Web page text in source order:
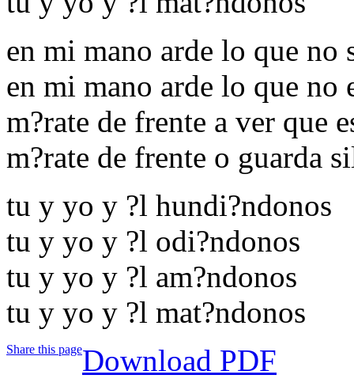
en mi mano arde lo que no
en mi mano arde lo que no
m?rate de frente a ver que
m?rate de frente o guarda
tu y yo y ?l hundi?ndonos
tu y yo y ?l odi?ndonos
tu y yo y ?l am?ndonos
tu y yo y ?l mat?ndonos
Share this pageDownload PDF